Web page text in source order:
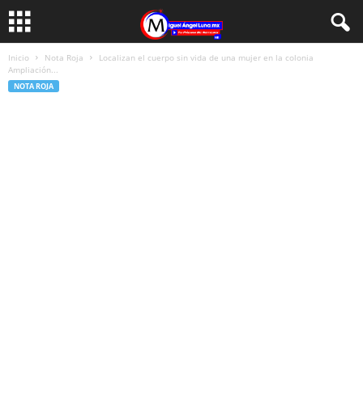
Inicio Nota Roja
Localizan el cuerpo sin vida de una mujer en la colonia
Ampliación...
NOTA ROJA